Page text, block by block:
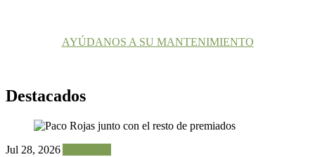
AYÚDANOS A SU MANTENIMIENTO
Destacados
Jul 28, 2026